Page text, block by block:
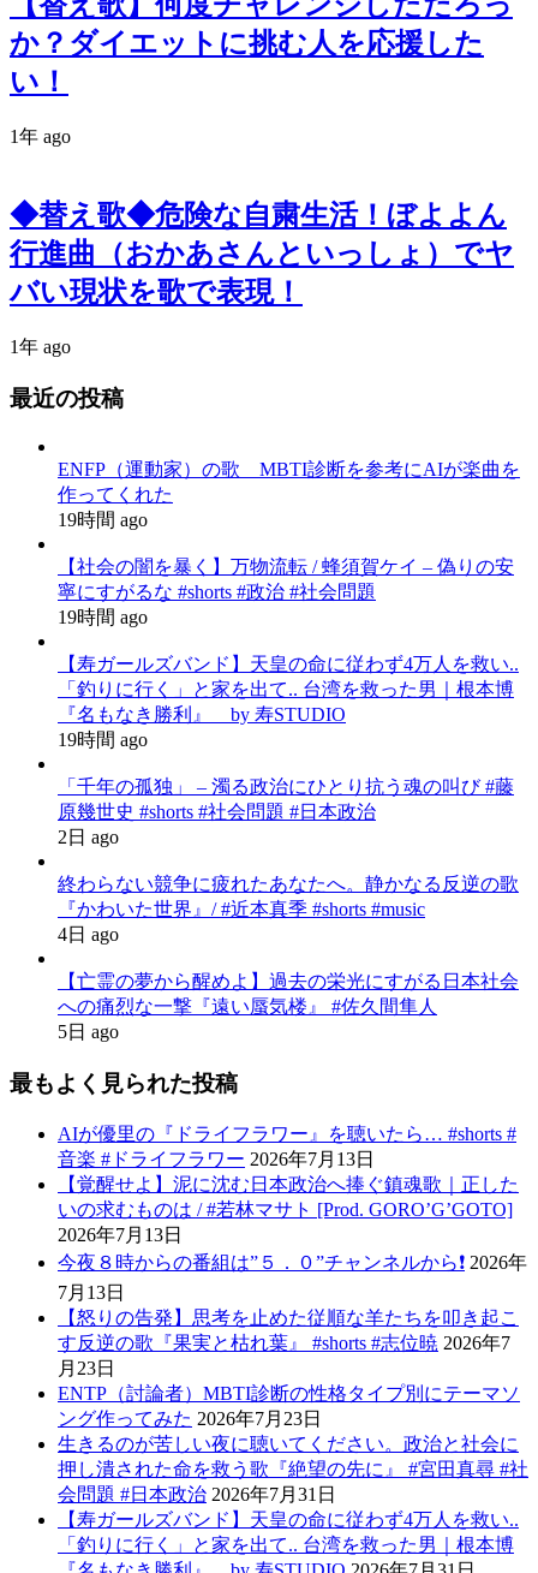
か？ダイエットに挑む人を応援した
い！
1年 ago
◆替え歌◆危険な自粛生活！ぼよよん
行進曲（おかあさんといっしょ）でヤ
バい現状を歌で表現！
1年 ago
最近の投稿
ENFP（運動家）の歌 MBTI診断を参考にAIが楽曲を
作ってくれた
19時間 ago
【社会の闇を暴く】万物流転 / 蜂須賀ケイ – 偽りの安
寧にすがるな #shorts #政治 #社会問題
19時間 ago
【寿ガールズバンド】天皇の命に従わず4万人を救い..
「釣りに行く」と家を出て.. 台湾を救った男｜根本博
『名もなき勝利』 by 寿STUDIO
19時間 ago
「千年の孤独」 – 濁る政治にひとり抗う魂の叫び #藤
原幾世史 #shorts #社会問題 #日本政治
2日 ago
終わらない競争に疲れたあなたへ。静かなる反逆の歌
『かわいた世界』/ #近本真季 #shorts #music
4日 ago
【亡霊の夢から醒めよ】過去の栄光にすがる日本社会
への痛烈な一撃『遠い蜃気楼』 #佐久間隼人
5日 ago
最もよく見られた投稿
AIが優里の『ドライフラワー』を聴いたら… #shorts #
音楽 #ドライフラワー 2026年7月13日
【覚醒せよ】泥に沈む日本政治へ捧ぐ鎮魂歌｜正した
いの求むものは / #若林マサト [Prod. GORO’G’GOTO]
2026年7月13日
今夜８時からの番組は”５．０”チャンネルから❗️ 2026年
7月13日
【怒りの告発】思考を止めた従順な羊たちを叩き起こ
す反逆の歌『果実と枯れ葉』 #shorts #志位暁 2026年7
月23日
ENTP（討論者）MBTI診断の性格タイプ別にテーマソ
ング作ってみた 2026年7月23日
生きるのが苦しい夜に聴いてください。政治と社会に
押し潰された命を救う歌『絶望の先に』 #宮田真尋 #社
会問題 #日本政治 2026年7月31日
【寿ガールズバンド】天皇の命に従わず4万人を救い..
「釣りに行く」と家を出て.. 台湾を救った男｜根本博